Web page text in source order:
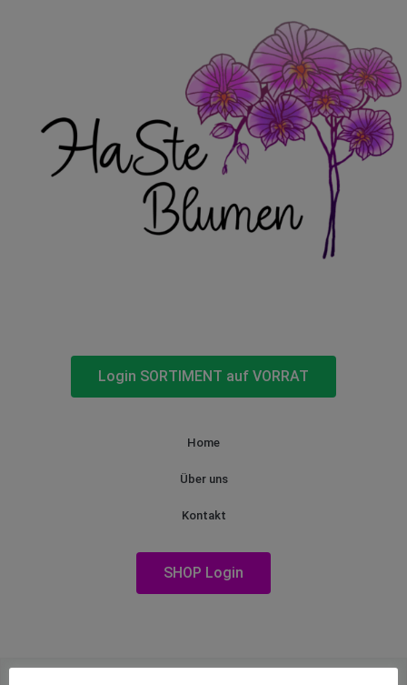
Login SORTIMENT auf VORRAT
Home
Über uns
Kontakt
SHOP Login